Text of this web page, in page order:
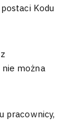
Kodu
można
pracownicy,